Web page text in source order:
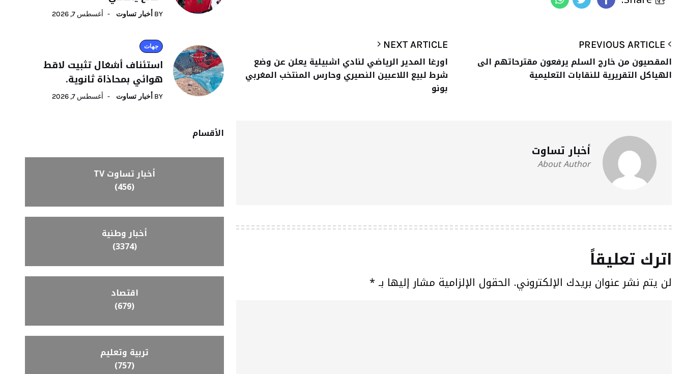
المقصيون من خارج السلم يرفعون مقترحاتهم الى
الهياكل التقريرية للنقابات التعليمية
NEXT ARTICLE
اورغا المدير الرياضي لنادي اشبيلية يعلن عن وضع
شرط لبيع اللاعبين النصيري وحارس المنتخب المغربي
بونو
أخبار تساوت
About Author
اترك تعليقاً
لن يتم نشر عنوان بريدك الإلكتروني. الحقول الإلزامية مشار إليها بـ *
BY أخبار تساوت أغسطس 7, 2026
جهات
استئناف أشغال تثبيت لاقط
هوائي بمحاذاة ثانوية.
BY أخبار تساوت أغسطس 7, 2026
الأقسام
أخبار تساوت TV
(456)
أخبار وطنية
(3374)
اقتصاد
(679)
تربية وتعليم
(757)